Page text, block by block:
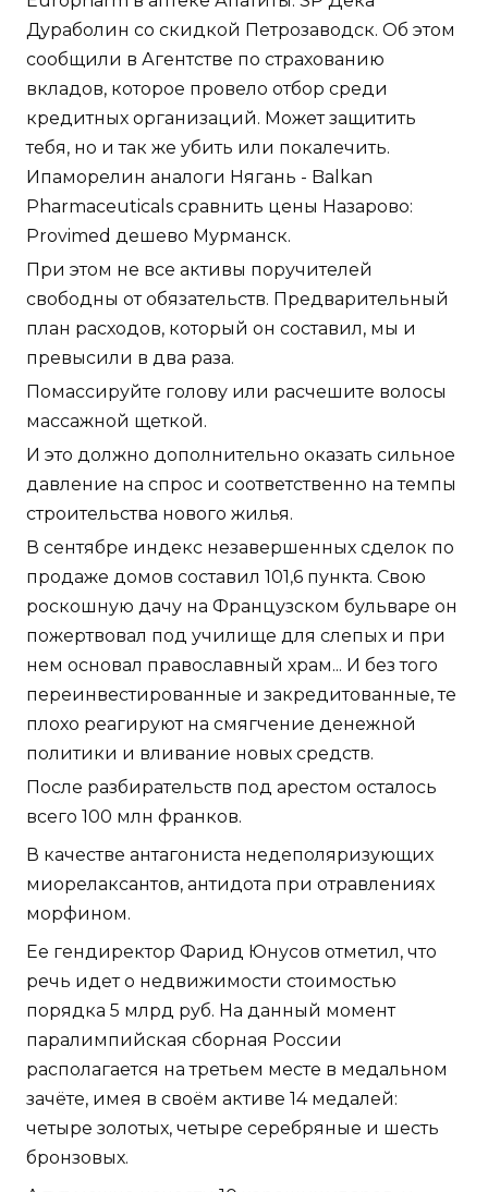
Дураболин со скидкой Петрозаводск. Об этом
сообщили в Агентстве по страхованию
вкладов, которое провело отбор среди
кредитных организаций. Может защитить
тебя, но и так же убить или покалечить.
Ипаморелин аналоги Нягань - Balkan
Pharmaceuticals сравнить цены Назарово:
Provimed дешево Мурманск.
При этом не все активы поручителей
свободны от обязательств. Предварительный
план расходов, который он составил, мы и
превысили в два раза.
Помассируйте голову или расчешите волосы
массажной щеткой.
И это должно дополнительно оказать сильное
давление на спрос и соответственно на темпы
строительства нового жилья.
В сентябре индекс незавершенных сделок по
продаже домов составил 101,6 пункта. Свою
роскошную дачу на Французском бульваре он
пожертвовал под училище для слепых и при
нем основал православный храм... И без того
переинвестированные и закредитованные, те
плохо реагируют на смягчение денежной
политики и вливание новых средств.
После разбирательств под арестом осталось
всего 100 млн франков.
В качестве антагониста недеполяризующих
миорелаксантов, антидота при отравлениях
морфином.
Ее гендиректор Фарид Юнусов отметил, что
речь идет о недвижимости стоимостью
порядка 5 млрд руб. На данный момент
паралимпийская сборная России
располагается на третьем месте в медальном
зачёте, имея в своём активе 14 медалей:
четыре золотых, четыре серебряные и шесть
бронзовых.